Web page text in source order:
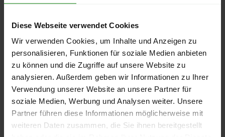
Diese Webseite verwendet Cookies
Wir verwenden Cookies, um Inhalte und Anzeigen zu
personalisieren, Funktionen für soziale Medien anbieten
zu können und die Zugriffe auf unsere Website zu
analysieren. Außerdem geben wir Informationen zu Ihrer
Verwendung unserer Website an unsere Partner für
soziale Medien, Werbung und Analysen weiter. Unsere
Partner führen diese Informationen möglicherweise mit
weiteren Daten zusammen, die Sie ihnen bereitgestellt
lose Ware Sackware
September
Januar
Mai
250 €
350 €
Die aktuelle Preisentwicklung für Holzpellets in Deutschland
können Sie jederzeit auf unsererPelletspreise-Seite